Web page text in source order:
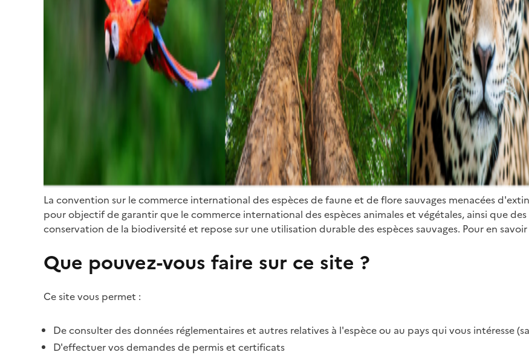
La convention sur le commerce international des espèces de faune et de flore sauvages menacées
pour objectif de garantir que le commerce international des espèces animales et végétales, ainsi que
conservation de la biodiversité et repose sur une utilisation durable des espèces sauvages. Pour en
Que pouvez-vous faire sur ce site ?
Ce site vous permet :
De consulter des données réglementaires et autres relatives à l'espèce ou au pays qui vous intéresse
D'effectuer vos demandes de permis et certificats